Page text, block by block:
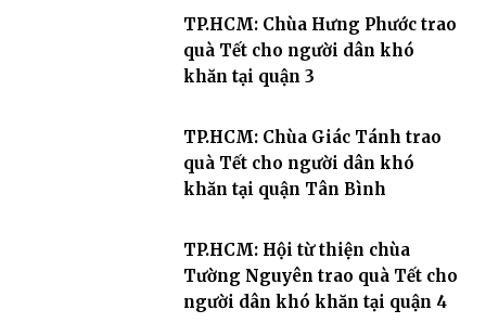
TP.HCM: Chùa Hưng Phước trao
quà Tết cho người dân khó
khăn tại quận 3
TP.HCM: Chùa Giác Tánh trao
quà Tết cho người dân khó
khăn tại quận Tân Bình
TP.HCM: Hội từ thiện chùa
Tường Nguyên trao quà Tết cho
người dân khó khăn tại quận 4